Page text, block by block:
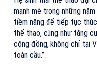
mạnh mẽ trong những
tiềm năng để tiếp tục
thể thao, cũng như tăng
cộng đồng, không chỉ tại
toàn cầu.”.